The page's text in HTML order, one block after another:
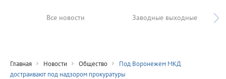
Все новости Заводные выходные
Главная Новости Общество
Под Воронежем МКД
достраивают под надзором прокуратуры